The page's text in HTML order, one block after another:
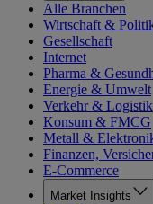
Alle Branchen
Wirtschaft &
Gesellschaft
Internet
Pharma &
Energie & Umwelt
Verkehr & Logistik
Konsum & FMCG
Metall &
Finanzen,
E-Commerce
Market Insights